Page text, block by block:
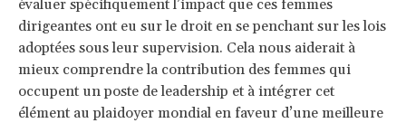
évaluer spécifiquement l’impact que ces femmes
dirigeantes ont eu sur le droit en se penchant sur les lois
adoptées sous leur supervision. Cela nous aiderait à
mieux comprendre la contribution des femmes qui
occupent un poste de leadership et à intégrer cet
élément au plaidoyer mondial en faveur d’une meilleure